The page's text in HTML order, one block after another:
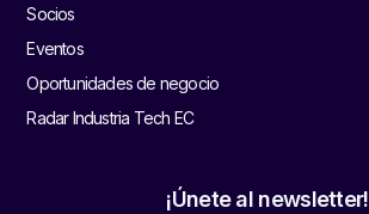
Socios
Eventos
Oportunidades de negocio
Radar Industria Tech EC
¡Únete al newsletter!